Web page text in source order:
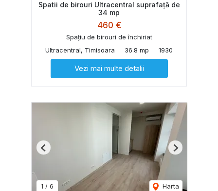
Spatii de birouri Ultracentral suprafață de
34 mp
460 €
Spațiu de birouri de închiriat
Ultracentral, Timisoara
36.8 mp 1930
Vezi mai multe detalii
1 / 6 Harta
Previous Next